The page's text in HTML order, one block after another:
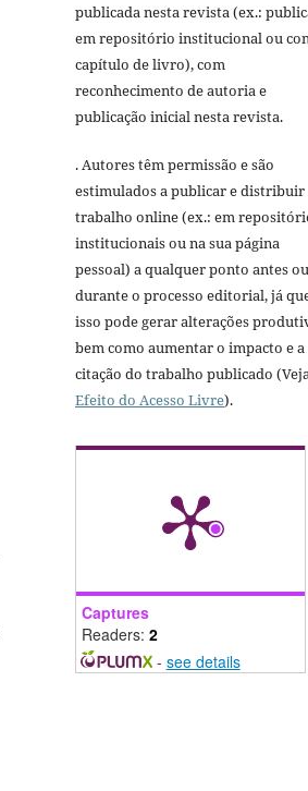
publicada nesta revista (ex.:
em repositório institucional ou
capítulo de livro), com
reconhecimento de autoria e
publicação inicial nesta revista.
. Autores têm permissão e são
estimulados a publicar e distribuir
trabalho online (ex.: em
institucionais ou na sua página
pessoal) a qualquer ponto antes ou
durante o processo editorial, já
isso pode gerar alterações
bem como aumentar o impacto e a
citação do trabalho publicado
Efeito do Acesso Livre).
Captures
Readers: 2
- see details